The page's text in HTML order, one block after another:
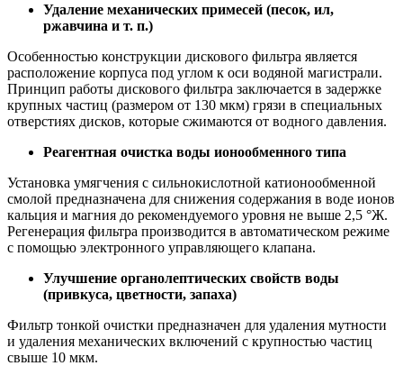
Удаление механических примесей (песок, ил,
ржавчина и т. п.)
Особенностью конструкции дискового фильтра является
расположение корпуса под углом к оси водяной магистрали.
Принцип работы дискового фильтра заключается в задержке
крупных частиц (размером от 130 мкм) грязи в специальных
отверстиях дисков, которые сжимаются от водного давления.
Реагентная очистка воды ионообменного типа
Установка умягчения с сильнокислотной катионообменной
смолой предназначена для снижения содержания в воде ионов
кальция и магния до рекомендуемого уровня не выше 2,5 °Ж.
Регенерация фильтра производится в автоматическом режиме
с помощью электронного управляющего клапана.
Улучшение органолептических свойств воды
(привкуса, цветности, запаха)
Фильтр тонкой очистки предназначен для удаления мутности
и удаления механических включений с крупностью частиц
свыше 10 мкм.